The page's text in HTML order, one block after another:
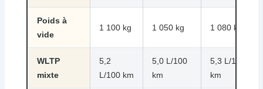
Poids à
vide
1 100 kg 1 050 kg 1 080 kg
WLTP
mixte
5,2
L/100 km
5,0 L/100
km
5,3 L/100
km